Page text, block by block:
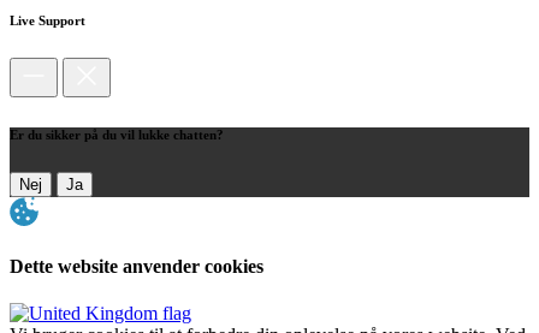
Live Support
Er du sikker på du vil lukke chatten?
Nej Ja
Dette website anvender cookies